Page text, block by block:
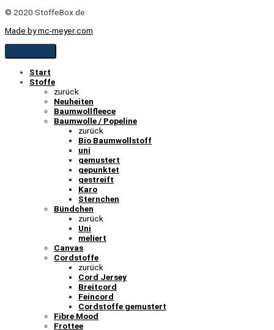
© 2020 StoffeBox.de
Made by mc-meyer.com
Start
Stoffe
zurück
Neuheiten
Baumwollfleece
Baumwolle / Popeline
zurück
Bio Baumwollstoff
uni
gemustert
gepunktet
gestreift
Karo
Sternchen
Bündchen
zurück
Uni
meliert
Canvas
Cordstoffe
zurück
Cord Jersey
Breitcord
Feincord
Cordstoffe gemustert
Fibre Mood
Frottee